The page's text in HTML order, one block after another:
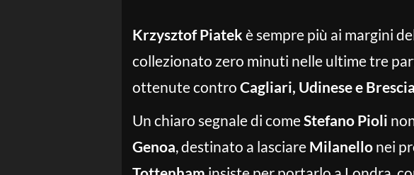
Krzysztof Piatek è sempre più ai margini
collezionato zero minuti nelle ultime tre
ottenute contro Cagliari, Udinese e Brescia
Un chiaro segnale di comeStefano Pioli
Genoa, destinato a lasciare Milanello nei